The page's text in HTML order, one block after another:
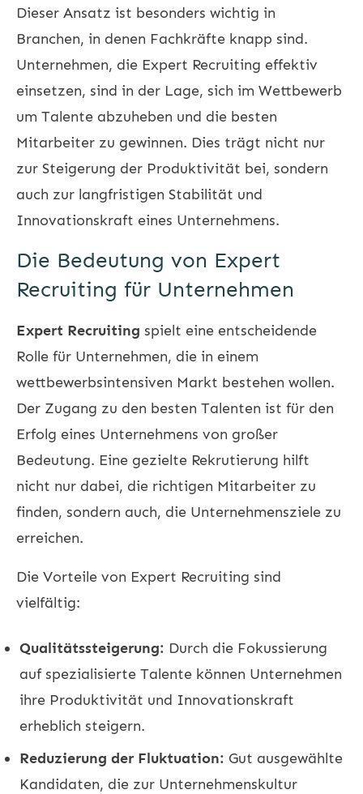
Dieser Ansatz ist besonders wichtig in
Branchen, in denen Fachkräfte knapp sind.
Unternehmen, die Expert Recruiting effektiv
einsetzen, sind in der Lage, sich im Wettbewerb
um Talente abzuheben und die besten
Mitarbeiter zu gewinnen. Dies trägt nicht nur
zur Steigerung der Produktivität bei, sondern
auch zur langfristigen Stabilität und
Innovationskraft eines Unternehmens.
Die Bedeutung von Expert
Recruiting für Unternehmen
Expert Recruiting spielt eine entscheidende
Rolle für Unternehmen, die in einem
wettbewerbsintensiven Markt bestehen wollen.
Der Zugang zu den besten Talenten ist für den
Erfolg eines Unternehmens von großer
Bedeutung. Eine gezielte Rekrutierung hilft
nicht nur dabei, die richtigen Mitarbeiter zu
finden, sondern auch, die Unternehmensziele zu
erreichen.
Die Vorteile von Expert Recruiting sind
vielfältig:
Qualitätssteigerung: Durch die Fokussierung
auf spezialisierte Talente können Unternehmen
ihre Produktivität und Innovationskraft
erheblich steigern.
Reduzierung der Fluktuation: Gut ausgewählte
Kandidaten, die zur Unternehmenskultur